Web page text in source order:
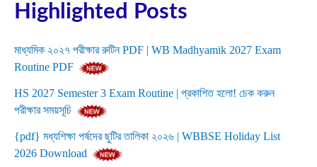
Highlighted Posts
মাধ্যমিক ২০২৭ পরীক্ষার রুটিন PDF | WB Madhyamik 2027 Exam
Routine PDF
HS 2027 Semester 3 Exam Routine | প্রকাশিত হলো! চেক করুন
পরীক্ষার সময়সূচি
{pdf} মধ্যশিক্ষা পর্ষদের ছুটির তালিকা ২০২৬ | WBBSE Holiday List
2026 Download